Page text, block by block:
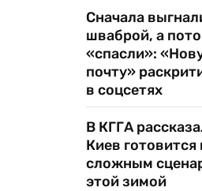
Сначала
шваброй, а
«спасли»:
почту»
в соцсетях
В КГГА
Киев
сложным
этой зимой